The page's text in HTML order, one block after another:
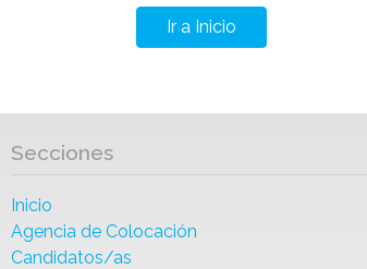
Ir a Inicio
Secciones
Inicio
Agencia de Colocación
Candidatos/as